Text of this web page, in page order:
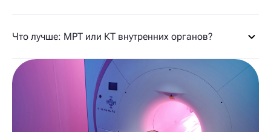
Что лучше: МРТ или КТ внутренних органов?